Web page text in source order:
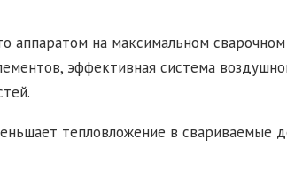
аппаратом на максимальном
эффективная система
тепловложение в свариваемые